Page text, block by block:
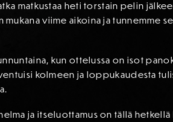
matkustaa heti torstain pelin
viime aikoina ja tunnemme
kun ottelussa on isot
kolmeen ja loppukaudesta
ja itseluottamus on tällä